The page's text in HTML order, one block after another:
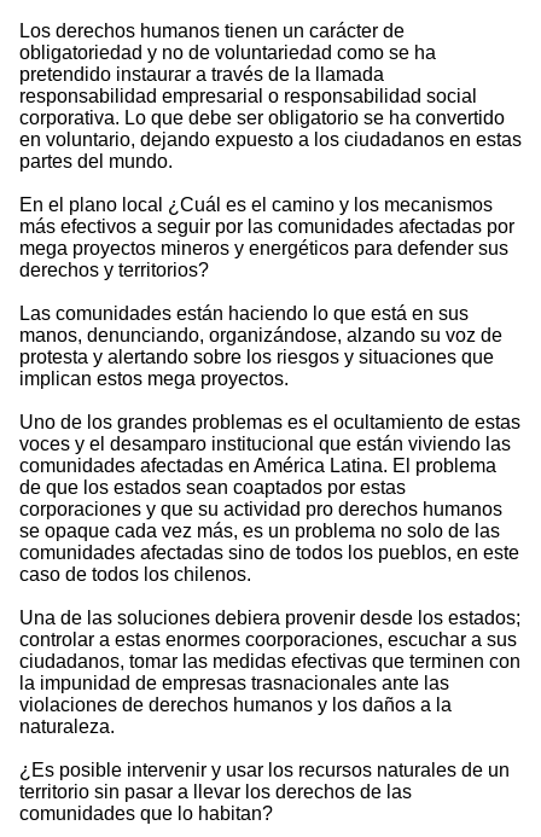
Los derechos humanos tienen un carácter de
obligatoriedad y no de voluntariedad como se ha
pretendido instaurar a través de la llamada
responsabilidad empresarial o responsabilidad social
corporativa. Lo que debe ser obligatorio se ha convertido
en voluntario, dejando expuesto a los ciudadanos en estas
partes del mundo.
En el plano local ¿Cuál es el camino y los mecanismos
más efectivos a seguir por las comunidades afectadas por
mega proyectos mineros y energéticos para defender sus
derechos y territorios?
Las comunidades están haciendo lo que está en sus
manos, denunciando, organizándose, alzando su voz de
protesta y alertando sobre los riesgos y situaciones que
implican estos mega proyectos.
Uno de los grandes problemas es el ocultamiento de estas
voces y el desamparo institucional que están viviendo las
comunidades afectadas en América Latina. El problema
de que los estados sean coaptados por estas
corporaciones y que su actividad pro derechos humanos
se opaque cada vez más, es un problema no solo de las
comunidades afectadas sino de todos los pueblos, en este
caso de todos los chilenos.
Una de las soluciones debiera provenir desde los estados;
controlar a estas enormes coorporaciones, escuchar a sus
ciudadanos, tomar las medidas efectivas que terminen con
la impunidad de empresas trasnacionales ante las
violaciones de derechos humanos y los daños a la
naturaleza.
¿Es posible intervenir y usar los recursos naturales de un
territorio sin pasar a llevar los derechos de las
comunidades que lo habitan?